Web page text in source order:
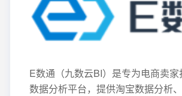
E数通（九数云BI）是专为电商卖
数据分析平台，提供淘宝数据分析